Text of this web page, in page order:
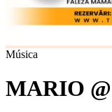
Música
MARIO